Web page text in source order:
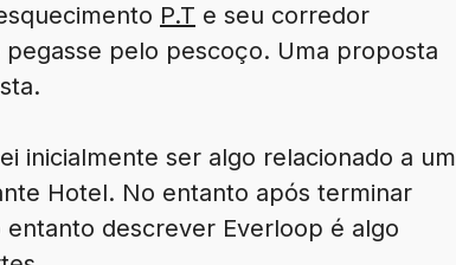
P.T e seu corredor
pelo pescoço. Uma proposta
inicialmente ser algo relacionado a um
Hotel. No entanto após terminar
descrever Everloop é algo